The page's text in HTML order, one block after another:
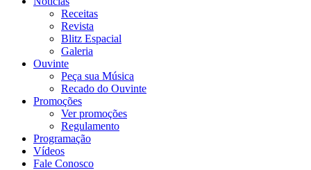
Receitas
Revista
Blitz Espacial
Galeria
Ouvinte
Peça sua Música
Recado do Ouvinte
Promoções
Ver promoções
Regulamento
Programação
Vídeos
Fale Conosco